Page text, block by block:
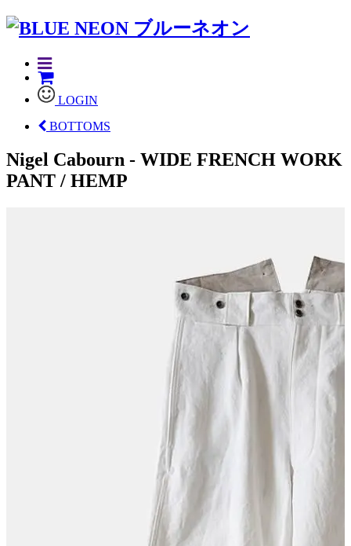
LOGIN
BOTTOMS
Nigel Cabourn - WIDE FRENCH WORK
PANT / HEMP